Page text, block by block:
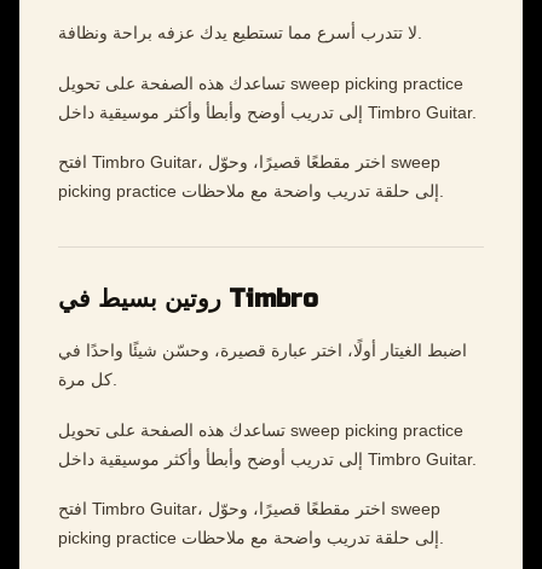
لا تتدرب أسرع مما تستطيع يدك عزفه براحة ونظافة.
تساعدك هذه الصفحة على تحويل sweep picking practice
إلى تدريب أوضح وأبطأ وأكثر موسيقية داخل Timbro Guitar.
افتح Timbro Guitar، اختر مقطعًا قصيرًا، وحوّل sweep
picking practice إلى حلقة تدريب واضحة مع ملاحظات.
روتين بسيط في Timbro
اضبط الغيتار أولًا، اختر عبارة قصيرة، وحسّن شيئًا واحدًا في
تساعدك هذه الصفحة على تحويل sweep picking practice
إلى تدريب أوضح وأبطأ وأكثر موسيقية داخل Timbro Guitar.
افتح Timbro Guitar، اختر مقطعًا قصيرًا، وحوّل sweep
picking practice إلى حلقة تدريب واضحة مع ملاحظات.